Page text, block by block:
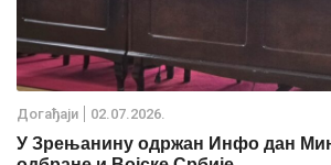
Дoгађаjи 02.07.2026.
У Зрењанину одржан Инфо дан